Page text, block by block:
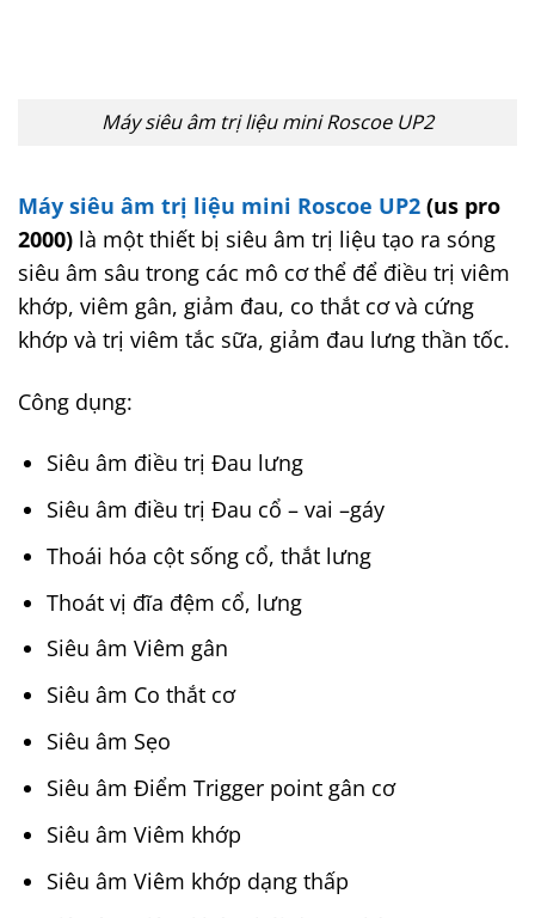
Máy siêu âm trị liệu mini Roscoe UP2
Máy siêu âm trị liệu mini Roscoe UP2 (us pro
2000) là một thiết bị siêu âm trị liệu tạo ra sóng
siêu âm sâu trong các mô cơ thể để điều trị viêm
khớp, viêm gân, giảm đau, co thắt cơ và cứng
khớp và trị viêm tắc sữa, giảm đau lưng thần tốc.
Công dụng:
Siêu âm điều trị Đau lưng
Siêu âm điều trị Đau cổ – vai –gáy
Thoái hóa cột sống cổ, thắt lưng
Thoát vị đĩa đệm cổ, lưng
Siêu âm Viêm gân
Siêu âm Co thắt cơ
Siêu âm Sẹo
Siêu âm Điểm Trigger point gân cơ
Siêu âm Viêm khớp
Siêu âm Viêm khớp dạng thấp